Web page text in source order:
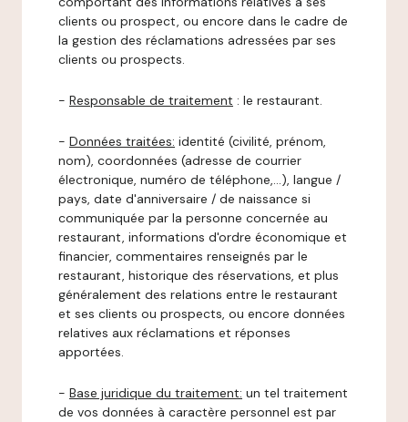
clients ou prospect, ou encore dans le cadre de
la gestion des réclamations adressées par ses
clients ou prospects.
- Responsable de traitement : le restaurant.
- Données traitées: identité (civilité, prénom,
nom), coordonnées (adresse de courrier
électronique, numéro de téléphone,…), langue /
pays, date d'anniversaire / de naissance si
communiquée par la personne concernée au
restaurant, informations d'ordre économique et
financier, commentaires renseignés par le
restaurant, historique des réservations, et plus
généralement des relations entre le restaurant
et ses clients ou prospects, ou encore données
relatives aux réclamations et réponses
apportées.
- Base juridique du traitement: un tel traitement
de vos données à caractère personnel est par